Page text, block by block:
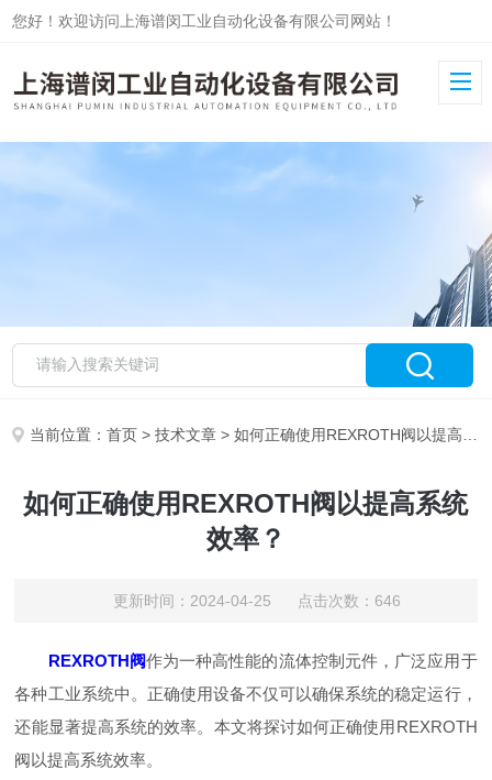
您好！欢迎访问上海谱闵工业自动化设备有限公司网站！
当前位置：首页 >技术文章 > 如何正确使用REXROTH阀以提高系统效率？
如何正确使用REXROTH阀以提高系统
效率？
更新时间：2024-04-25 点击次数：646
REXROTH阀作为一种高性能的流体控制元件，广泛应用于
各种工业系统中。正确使用设备不仅可以确保系统的稳定运行，
还能显著提高系统的效率。本文将探讨如何正确使用REXROTH
阀以提高系统效率。